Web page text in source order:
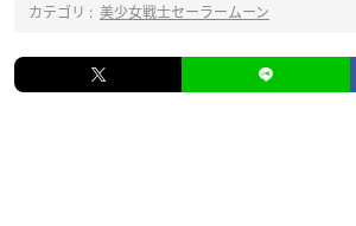
カテゴリ : 美少女戦士セーラームーン